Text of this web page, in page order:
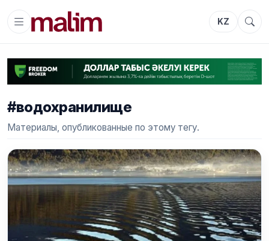
KZ
#водохранилище
Материалы, опубликованные по этому тегу.